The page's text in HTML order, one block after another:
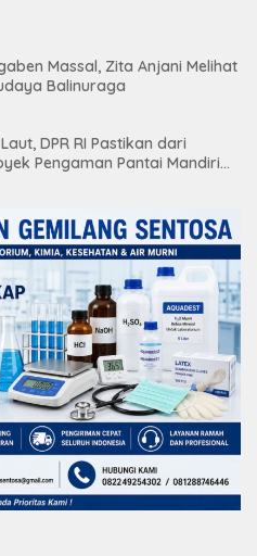
Massal, Zita Anjani Melihat
Balinuraga
DPR RI Pastikan dari
Pengaman Pantai Mandiri